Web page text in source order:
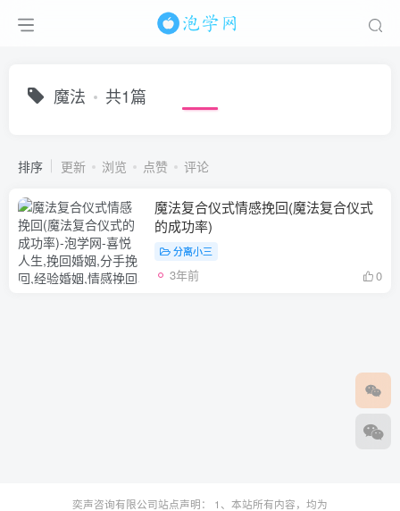
魔法 共1篇
排序 更新 浏览 点赞 评论
魔法复合仪式情感挽回(魔法复合仪式
的成功率)
分离小三
3年前 0
奕声咨询有限公司站点声明： 1、本站所有内容，均为